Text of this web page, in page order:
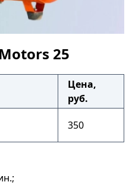
25
Цена,
руб.
350